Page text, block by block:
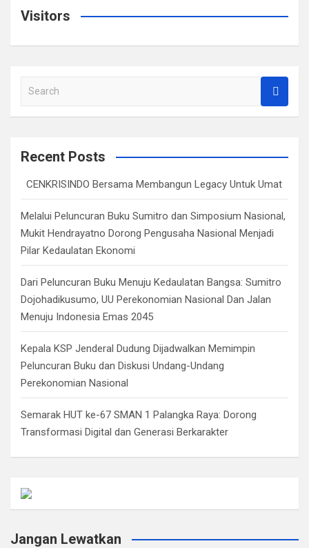
Visitors
a
c
Recent Posts
CENKRISINDO Bersama Membangun Legacy Untuk Umat
Melalui Peluncuran Buku Sumitro dan Simposium Nasional,
Mukit Hendrayatno Dorong Pengusaha Nasional Menjadi
Pilar Kedaulatan Ekonomi
Dari Peluncuran Buku Menuju Kedaulatan Bangsa: Sumitro
Dojohadikusumo, UU Perekonomian Nasional Dan Jalan
Menuju Indonesia Emas 2045
Kepala KSP Jenderal Dudung Dijadwalkan Memimpin
Peluncuran Buku dan Diskusi Undang-Undang
Perekonomian Nasional
Semarak HUT ke-67 SMAN 1 Palangka Raya: Dorong
Transformasi Digital dan Generasi Berkarakter
Jangan Lewatkan